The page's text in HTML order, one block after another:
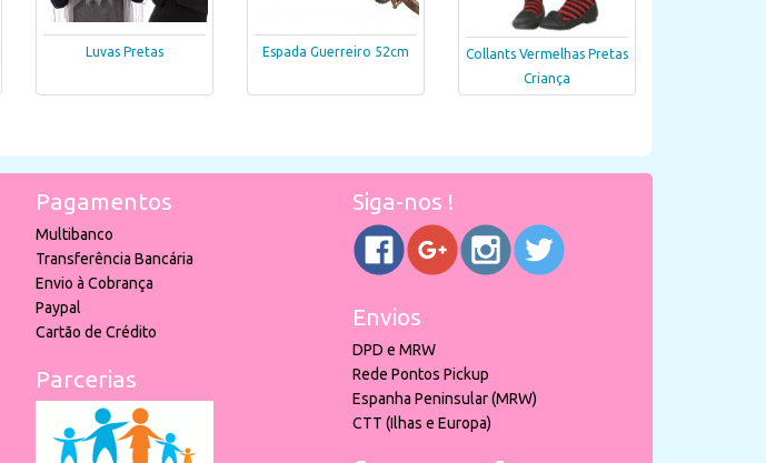
Luvas Pretas Espada Guerreiro 52cm
Collants Vermelhas Pretas
Criança
Pagamentos
Multibanco
Transferência Bancária
Envio à Cobrança
Paypal
Cartão de Crédito
Parcerias
Siga-nos !
Envios
DPD e MRW
Rede Pontos Pickup
Espanha Peninsular (MRW)
CTT (Ilhas e Europa)